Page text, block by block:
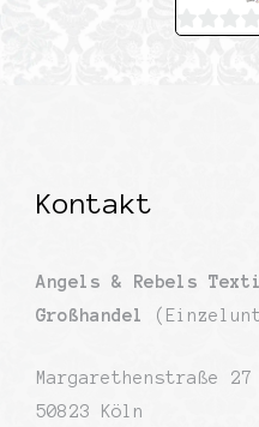
Kontakt
Angels & Rebels
Großhandel
Margarethenstraße 27
50823 Köln